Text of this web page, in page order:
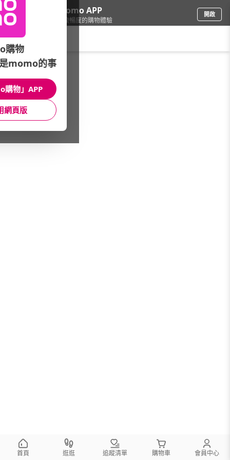
下載momo APP
給你3倍流暢度的購物體驗
開啟
車/機車/主打★機車百貨
館長推薦 月銷量
首頁 逛逛 追蹤清單 購物車 會員中心
購物
momo的事
購物」APP
網頁版